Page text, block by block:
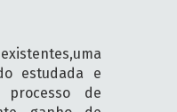
estudada e
de